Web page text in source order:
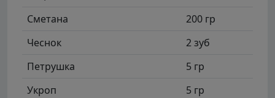
Сметана
200 гр
Чеснок
2 зуб
Петрушка
5 гр
Укроп
5 гр